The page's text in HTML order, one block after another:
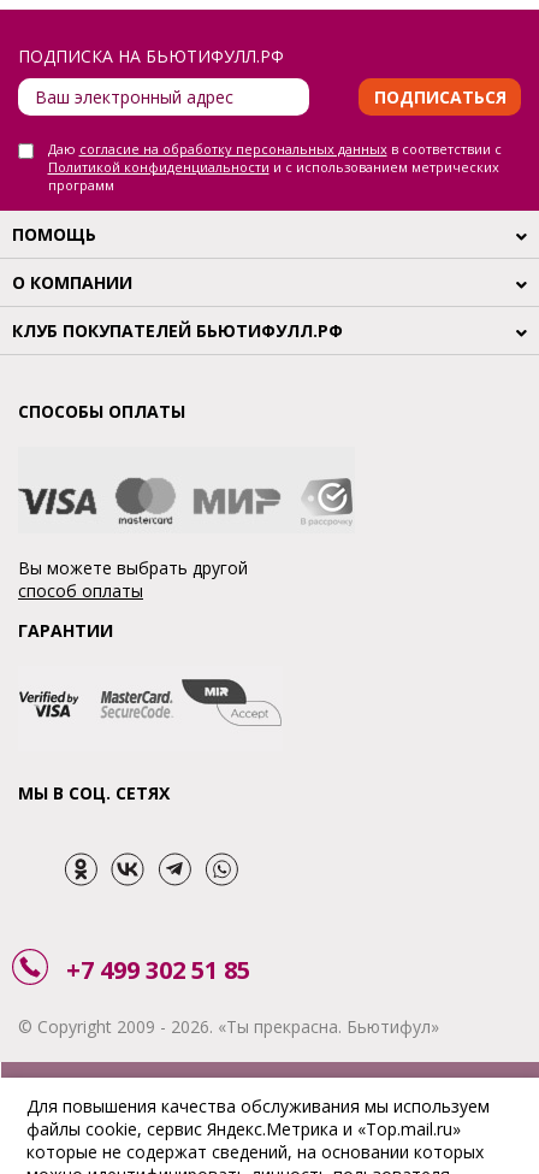
ПОДПИСКА НА БЬЮТИФУЛЛ.РФ
ПОДПИСАТЬСЯ
Даю согласие на обработку персональных данныхв соответствии с
Политикой конфиденциальности и с использованием метрических
программ
ПОМОЩЬ
О КОМПАНИИ
КЛУБ ПОКУПАТЕЛЕЙ БЬЮТИФУЛЛ.РФ
СПОСОБЫ ОПЛАТЫ
Вы можете выбрать другой
способ оплаты
ГАРАНТИИ
МЫ В СОЦ. СЕТЯХ
+7 499 302 51 85
© Copyright 2009 - 2026. «Ты прекрасна. Бьютифул»
АКЦИИ
Для повышения качества обслуживания мы используем
файлы cookie, сервис Яндекс.Метрика и «Top.mail.ru»
которые не содержат сведений, на основании которых